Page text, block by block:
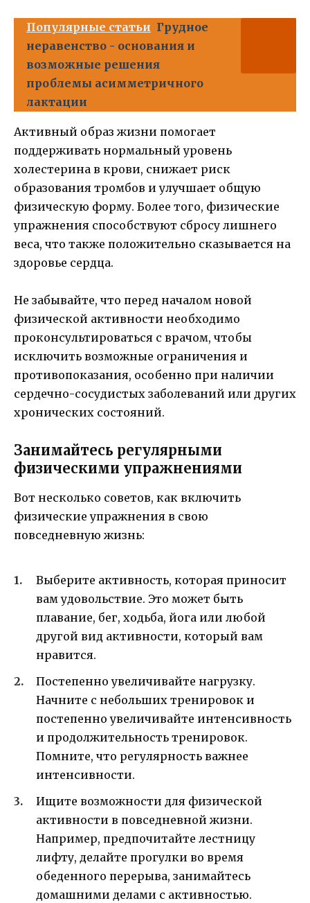
Популярные статьи Грудное
неравенство - основания и
возможные решения
проблемы асимметричного
лактации
Активный образ жизни помогает
поддерживать нормальный уровень
холестерина в крови, снижает риск
образования тромбов и улучшает общую
физическую форму. Более того, физические
упражнения способствуют сбросу лишнего
веса, что также положительно сказывается на
здоровье сердца.
Не забывайте, что перед началом новой
физической активности необходимо
проконсультироваться с врачом, чтобы
исключить возможные ограничения и
противопоказания, особенно при наличии
сердечно-сосудистых заболеваний или других
хронических состояний.
Занимайтесь регулярными
физическими упражнениями
Вот несколько советов, как включить
физические упражнения в свою
повседневную жизнь:
Выберите активность, которая приносит
вам удовольствие. Это может быть
плавание, бег, ходьба, йога или любой
другой вид активности, который вам
нравится.
Постепенно увеличивайте нагрузку.
Начните с небольших тренировок и
постепенно увеличивайте интенсивность
и продолжительность тренировок.
Помните, что регулярность важнее
интенсивности.
Ищите возможности для физической
активности в повседневной жизни.
Например, предпочитайте лестницу
лифту, делайте прогулки во время
обеденного перерыва, занимайтесь
домашними делами с активностью.